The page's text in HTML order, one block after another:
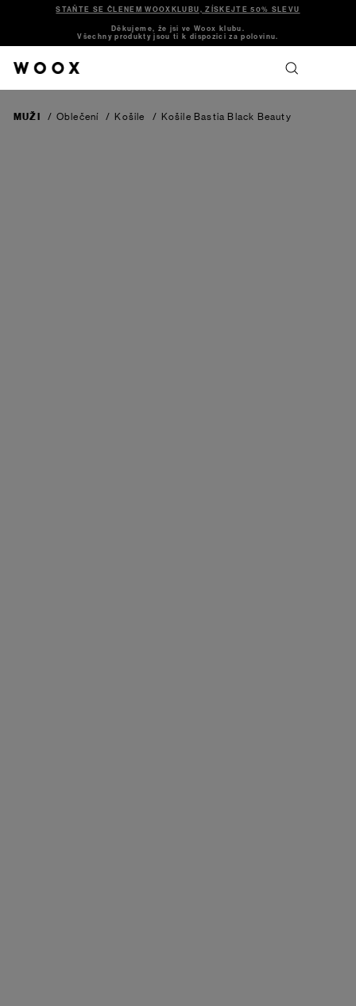
STAŇTE SE ČLENEM WOOXKLUBU, ZÍSKEJTE 50% SLEVU
Děkujeme, že jsi ve Woox klubu.
Všechny produkty jsou ti k dispozici za polovinu.
MUŽI / Oblečení / Košile / Košile Bastia Black Beauty